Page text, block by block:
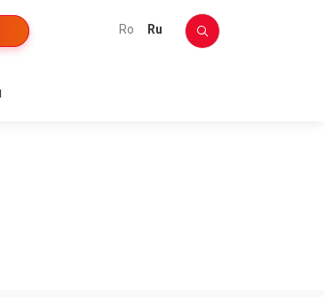
ro ru